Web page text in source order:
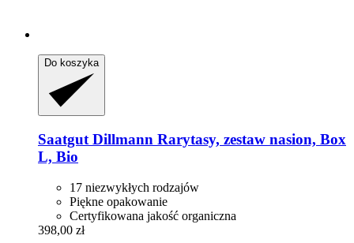
Do koszyka
Saatgut Dillmann Rarytasy, zestaw nasion, Box
L, Bio
17 niezwykłych rodzajów
Piękne opakowanie
Certyfikowana jakość organiczna
398,00 zł